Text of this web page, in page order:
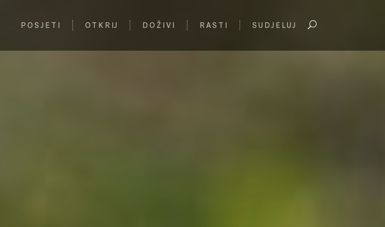
POSJETI OTKRIJ DOŽIVI RASTI SUDJELUJ